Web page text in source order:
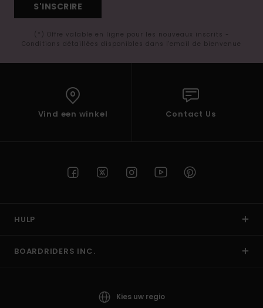
S'INSCRIRE
(*) Offre valable en ligne pour les nouveaux inscrits -
Conditions détaillées disponibles dans l'email de bienvenue
Vind een winkel Contact Us
HULP
BOARDRIDERS INC.
Kies uw regio